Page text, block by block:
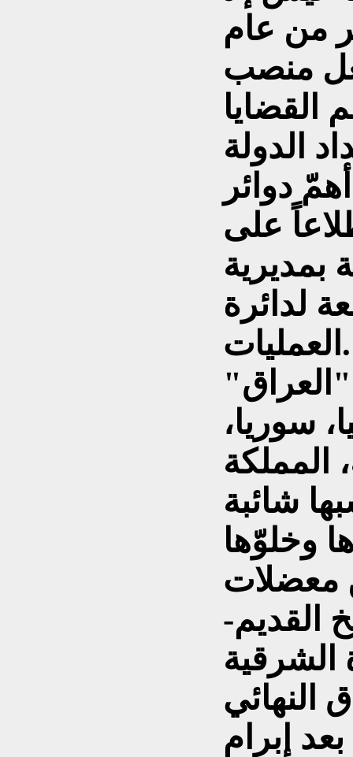
ولأكثر من عام
منصب
الدولة
دوائر
على
بمديرية
لدائرة
العمليات.
"العراق"
سوريا،
المملكة
شائبة
وخلوّها
معضلات
القديم-
الشرقية
النهائي
إبرام